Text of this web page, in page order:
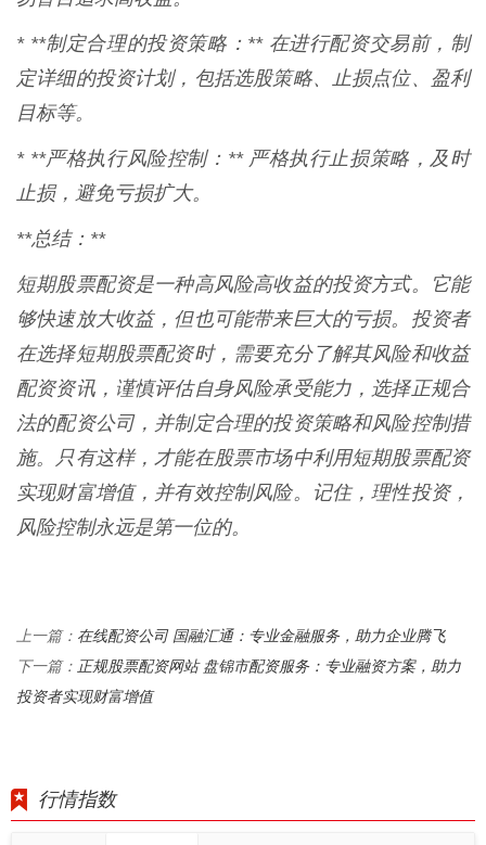
* **制定合理的投资策略：** 在进行配资交易前，制
定详细的投资计划，包括选股策略、止损点位、盈利
目标等。
* **严格执行风险控制：** 严格执行止损策略，及时
止损，避免亏损扩大。
**总结：**
短期股票配资是一种高风险高收益的投资方式。它能
够快速放大收益，但也可能带来巨大的亏损。投资者
在选择短期股票配资时，需要充分了解其风险和收益
配资资讯，谨慎评估自身风险承受能力，选择正规合
法的配资公司，并制定合理的投资策略和风险控制措
施。只有这样，才能在股票市场中利用短期股票配资
实现财富增值，并有效控制风险。记住，理性投资，
风险控制永远是第一位的。
上一篇： 在线配资公司 国融汇通：专业金融服务，助力企业腾飞
下一篇： 正规股票配资网站 盘锦市配资服务：专业融资方案，助力
投资者实现财富增值
行情指数